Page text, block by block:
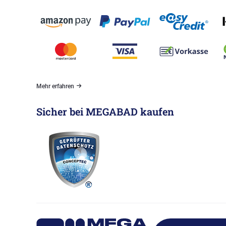
Mehr erfahren
Sicher bei MEGABAD kaufen